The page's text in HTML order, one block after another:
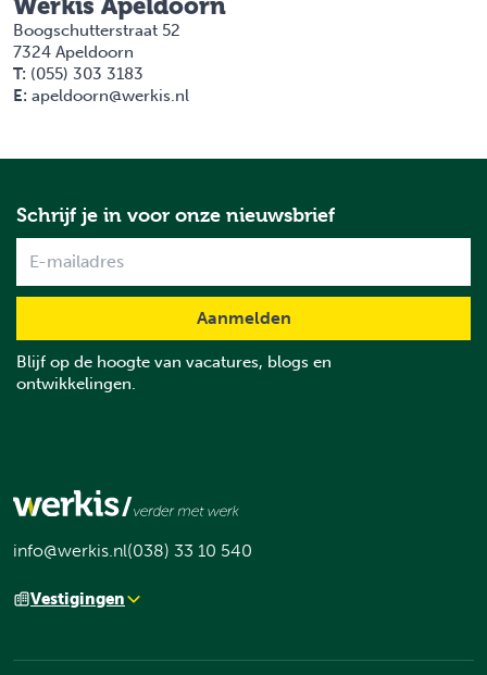
Werkis Apeldoorn
Boogschutterstraat 52
7324 Apeldoorn
T: (055) 303 3183
E: apeldoorn@werkis.nl
Schrijf je in voor onze nieuwsbrief
Blijf op de hoogte van vacatures, blogs en
ontwikkelingen.
info@werkis.nl(038) 33 10 540
Vestigingen